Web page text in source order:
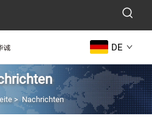
DE
>Nachrichten